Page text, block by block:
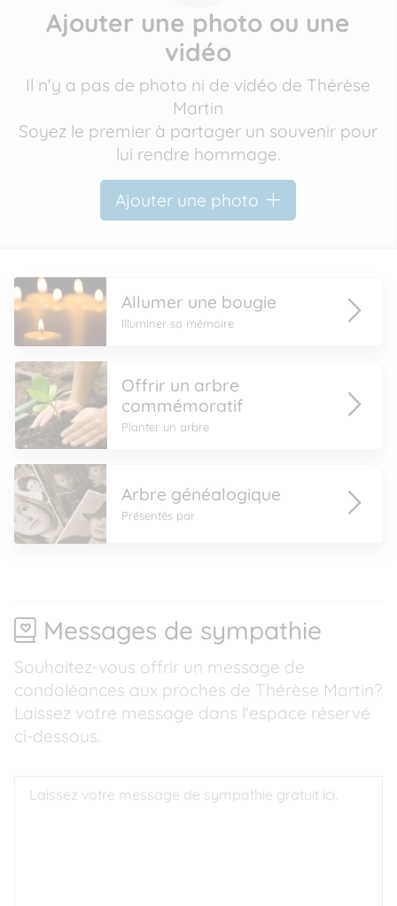
Ajouter une photo ou une
vidéo
Il n'y a pas de photo ni de vidéo de Thérèse
Martin
Soyez le premier à partager un souvenir pour
lui rendre hommage.
Ajouter une photo
Allumer une bougie
Illuminer sa mémoire
Offrir un arbre
commémoratif
Planter un arbre
Arbre généalogique
Présentés par
Messages de sympathie
Souhaitez-vous offrir un message de
condoléances aux proches de Thérèse Martin?
Laissez votre message dans l'espace réservé
ci-dessous.